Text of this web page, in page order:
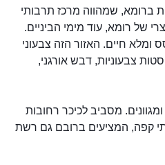
ברומא, שמהווה מרכז תרבותי
של רומא, עוד מימי הביניים.
ומלא חיים. האזור הזה צבעוני
צבעוניות, דבש אורגני,
מסביב לכיכר רחובות
קפה, המציעים ברובם גם רשת